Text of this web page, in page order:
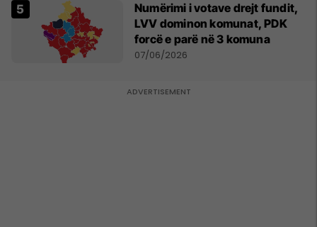
Numërimi i votave drejt fundit,
LVV dominon komunat, PDK
forcë e parë në 3 komuna
07/06/2026